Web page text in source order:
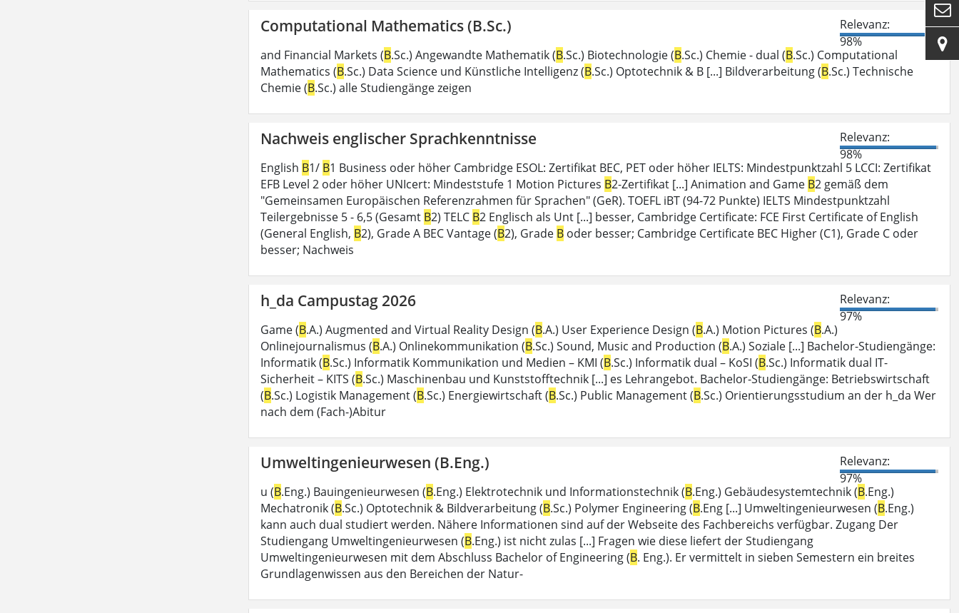
Computational Mathematics (B.Sc.)
Relevanz:
98%
and Financial Markets (B.Sc.) Angewandte Mathematik (B.Sc.) Biotechnologie (B.Sc.) Chemie - dual (B.Sc.) Computational
Mathematics (B.Sc.) Data Science und Künstliche Intelligenz (B.Sc.) Optotechnik & B [...] Bildverarbeitung (B.Sc.) Technische
Chemie (B.Sc.) alle Studiengänge zeigen
Nachweis englischer Sprachkenntnisse
Relevanz:
98%
English B1/ B1 Business oder höher Cambridge ESOL: Zertifikat BEC, PET oder höher IELTS: Mindestpunktzahl 5 LCCI: Zertifikat
EFB Level 2 oder höher UNIcert: Mindeststufe 1 Motion Pictures B2-Zertifikat [...] Animation and Game B2 gemäß dem
"Gemeinsamen Europäischen Referenzrahmen für Sprachen" (GeR). TOEFL iBT (94-72 Punkte) IELTS Mindestpunktzahl
Teilergebnisse 5 - 6,5 (Gesamt B2) TELC B2 Englisch als Unt [...] besser, Cambridge Certificate: FCE First Certificate of English
(General English, B2), Grade A BEC Vantage (B2), Grade B oder besser; Cambridge Certificate BEC Higher (C1), Grade C oder
besser; Nachweis
h_da Campustag 2026
Relevanz:
97%
Game (B.A.) Augmented and Virtual Reality Design (B.A.) User Experience Design (B.A.) Motion Pictures (B.A.)
Onlinejournalismus (B.A.) Onlinekommunikation (B.Sc.) Sound, Music and Production (B.A.) Soziale [...] Bachelor-Studiengänge:
Informatik (B.Sc.) Informatik Kommunikation und Medien – KMI (B.Sc.) Informatik dual – KoSI (B.Sc.) Informatik dual IT-
Sicherheit – KITS (B.Sc.) Maschinenbau und Kunststofftechnik [...] es Lehrangebot. Bachelor-Studiengänge: Betriebswirtschaft
(B.Sc.) Logistik Management (B.Sc.) Energiewirtschaft (B.Sc.) Public Management (B.Sc.) Orientierungsstudium an der h_da Wer
nach dem (Fach-)Abitur
Umweltingenieurwesen (B.Eng.)
Relevanz:
97%
u (B.Eng.) Bauingenieurwesen (B.Eng.) Elektrotechnik und Informationstechnik (B.Eng.) Gebäudesystemtechnik (B.Eng.)
Mechatronik (B.Sc.) Optotechnik & Bildverarbeitung (B.Sc.) Polymer Engineering (B.Eng [...] Umweltingenieurwesen (B.Eng.)
kann auch dual studiert werden. Nähere Informationen sind auf der Webseite des Fachbereichs verfügbar. Zugang Der
Studiengang Umweltingenieurwesen (B.Eng.) ist nicht zulas [...] Fragen wie diese liefert der Studiengang
Umweltingenieurwesen mit dem Abschluss Bachelor of Engineering (B. Eng.). Er vermittelt in sieben Semestern ein breites
Grundlagenwissen aus den Bereichen der Natur-

